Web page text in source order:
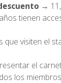
→
tienen
que visiten el
el
los